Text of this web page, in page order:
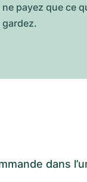
payez que ce
dans